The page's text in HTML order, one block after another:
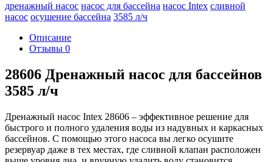
дренажный насос насос для бассейна насос Intex сливной
насос осушение бассейна 3585 л/ч
Описание
Отзывы 0
28606 Дренажный насос для бассейнов
3585 л/ч
Дренажный насос Intex 28606 – эффективное решение для
быстрого и полного удаления воды из надувных и каркасных
бассейнов. С помощью этого насоса вы легко осушите
резервуар даже в тех местах, где сливной клапан расположен